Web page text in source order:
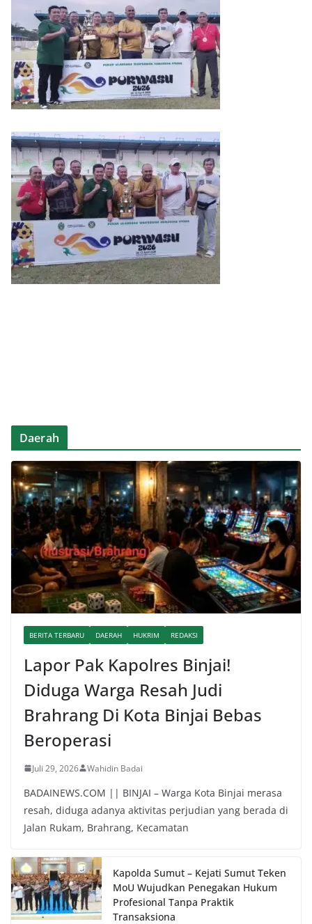
Daerah
BERITA TERBARU DAERAH HUKRIM REDAKSI
Lapor Pak Kapolres Binjai!
Diduga Warga Resah Judi
Brahrang Di Kota Binjai Bebas
Beroperasi
Juli 29, 2026 Wahidin Badai
BADAINEWS.COM || BINJAI – Warga Kota Binjai merasa
resah, diduga adanya aktivitas perjudian yang berada di
Jalan Rukam, Brahrang, Kecamatan
Kapolda Sumut – Kejati Sumut Teken
MoU Wujudkan Penegakan Hukum
Profesional Tanpa Praktik
Transaksiona